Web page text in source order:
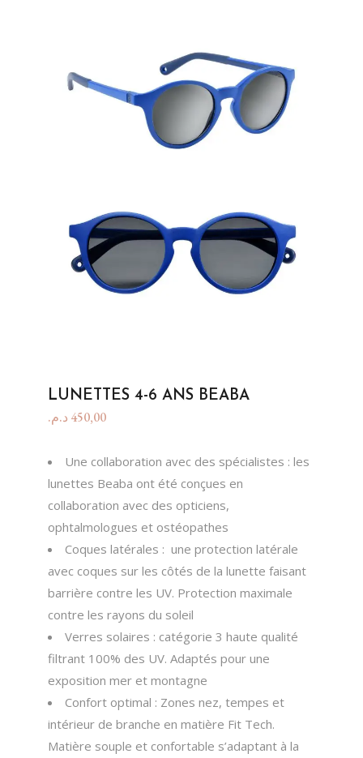
LUNETTES 4-6 ANS BEABA
450,00 د.م.
Une collaboration avec des spécialistes : les
lunettes Beaba ont été conçues en
collaboration avec des opticiens,
ophtalmologues et ostéopathes
Coques latérales : une protection latérale
avec coques sur les côtés de la lunette faisant
barrière contre les UV. Protection maximale
contre les rayons du soleil
Verres solaires : catégorie 3 haute qualité
filtrant 100% des UV. Adaptés pour une
exposition mer et montagne
Confort optimal : Zones nez, tempes et
intérieur de branche en matière Fit Tech.
Matière souple et confortable s’adaptant à la